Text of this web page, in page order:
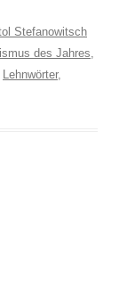
Stefanowitsch
des Jahres
Lehnwörter,